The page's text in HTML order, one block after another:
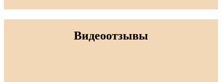
Видеоотзывы